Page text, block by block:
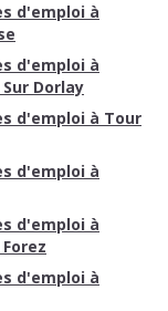
d'emploi à
d'emploi à
Dorlay
d'emploi à Tour
d'emploi à
d'emploi à
d'emploi à